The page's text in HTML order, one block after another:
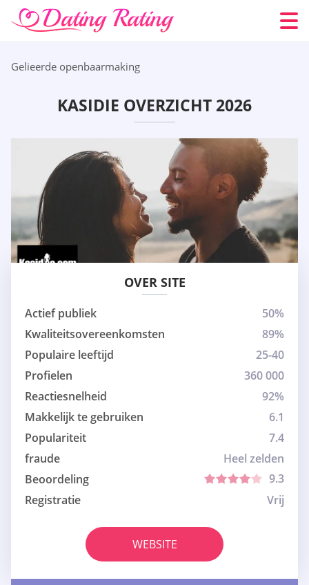
Gelieerde openbaarmaking
KASIDIE OVERZICHT 2026
OVER SITE
Actief publiek
50%
Kwaliteitsovereenkomsten
89%
Populaire leeftijd
25-40
Profielen
360 000
Reactiesnelheid
92%
Makkelijk te gebruiken
6.1
Populariteit
7.4
fraude
Heel zelden
Beoordeling
9.3
Registratie
Vrij
WEBSITE